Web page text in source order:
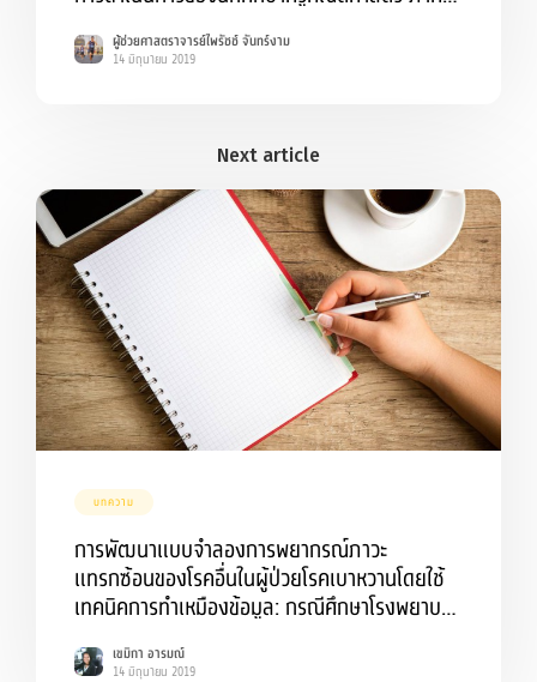
ผู้ช่วยศาสตราจารย์ไพรัชช์ จันทร์งาม
14 มิถุนายน 2019
บทความ
การพัฒนาแบบจำลองการพยากรณ์ภาวะ
แทรกซ้อนของโรคอื่นในผู้ป่วยโรคเบาหวานโดยใช้
เทคนิคการทำเหมืองข้อมูล: กรณีศึกษาโรงพยาบาล
เขมิกา อารมณ์
14 มิถุนายน 2019